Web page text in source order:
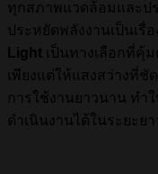
ทุกสภาพแวดล้อมและป
ประหยัดพลังงานเป็นเรื่
Light เป็นทางเลือกที่คุ้
เพียงแต่ให้แสงสว่างที่
การใช้งานยาวนาน ทำ
ดำเนินงานได้ในระยะยา